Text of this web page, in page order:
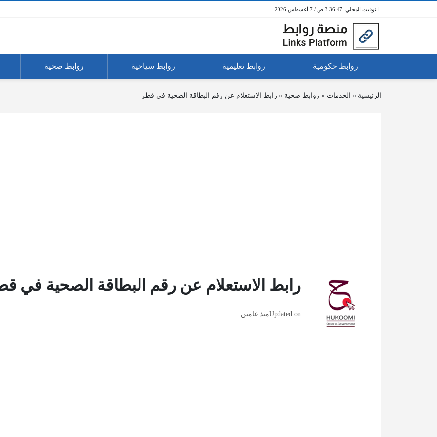
3:36:47 ص / 7 أغسطس 2026
روابط حكومية روابط تعليمية روابط سياحية روابط صحية
الرئيسية » الخدمات » روابط صحية » رابط الاستعلام عن رقم البطاقة الصحية في قطر
رابط الاستعلام عن رقم البطاقة الصحية في
Updated onمنذ عامين